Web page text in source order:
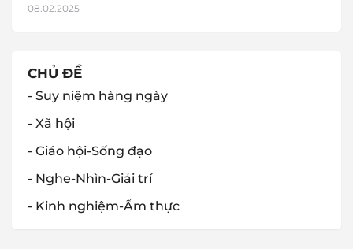
08.02.2025
CHỦ ĐỀ
- Suy niệm hàng ngày
- Xã hội
- Giáo hội-Sống đạo
- Nghe-Nhìn-Giải trí
- Kinh nghiệm-Ẩm thực